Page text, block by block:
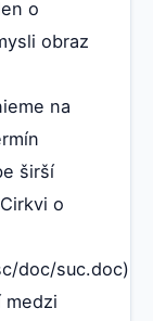
o
obraz
na
širší
o
doc/
medzi